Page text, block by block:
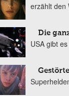
erzählt den
Die
USA gibt